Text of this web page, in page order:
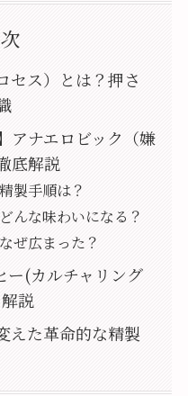
セス）とは？押さ
アナエロビック（嫌
底解説
製手順は？
んな味わいになる？
ぜ広まった？
ー(カルチャリング
説
えた革命的な精製